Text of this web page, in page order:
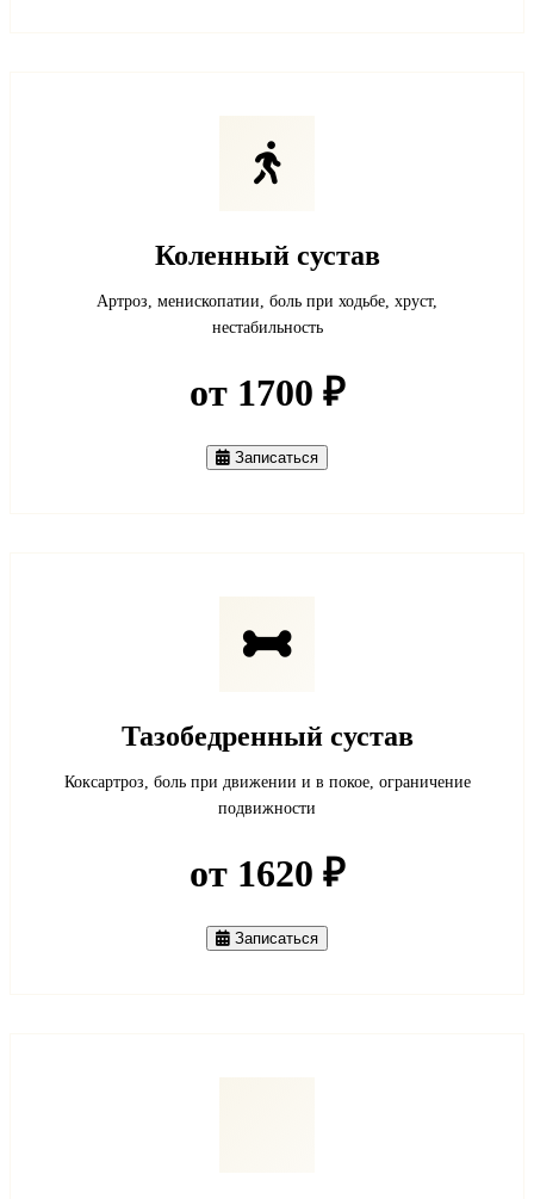
Коленный сустав
Артроз, менископатии, боль при ходьбе, хруст,
нестабильность
от 1700 ₽
Записаться
Тазобедренный сустав
Коксартроз, боль при движении и в покое, ограничение
подвижности
от 1620 ₽
Записаться